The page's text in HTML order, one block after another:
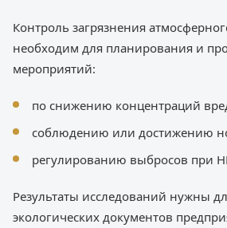
Контроль загрязнения
необходим для планирования и
мероприятий:
по снижению концентраций
соблюдению или достижению
регулированию выбросов при
Результаты исследований нужны
экологических документов